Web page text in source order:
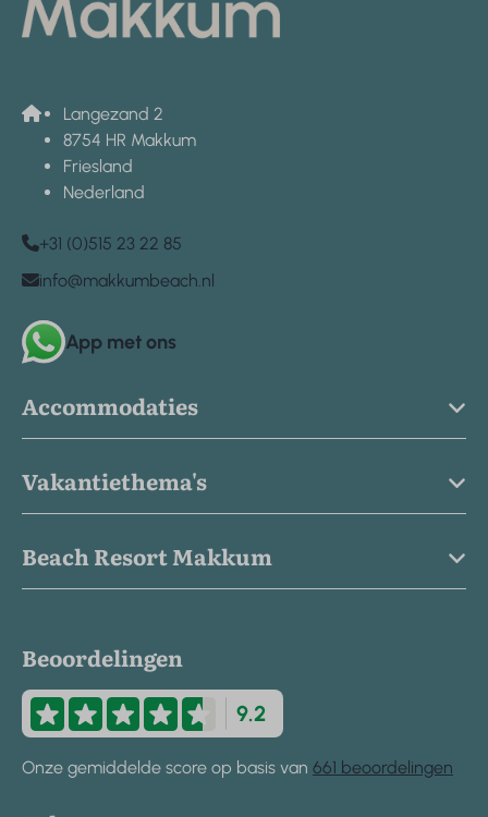
Langezand 2
8754 HR Makkum
Friesland
Nederland
+31 (0)515 23 22 85
info@makkumbeach.nl
App met ons
Accommodaties
Vakantiethema's
Beach Resort Makkum
Beoordelingen
9.2
Onze gemiddelde score op basis van 661 beoordelingen